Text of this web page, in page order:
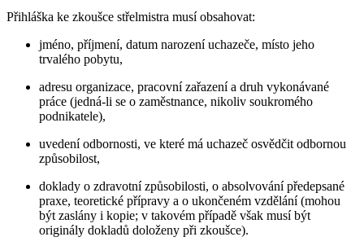
Přihláška ke zkoušce střelmistra musí obsahovat:
jméno, příjmení, datum narození uchazeče, místo jeho
trvalého pobytu,
adresu organizace, pracovní zařazení a druh vykonávané
práce (jedná-li se o zaměstnance, nikoliv soukromého
podnikatele),
uvedení odbornosti, ve které má uchazeč osvědčit odbornou
způsobilost,
doklady o zdravotní způsobilosti, o absolvování předepsané
praxe, teoretické přípravy a o ukončeném vzdělání (mohou
být zaslány i kopie; v takovém případě však musí být
originály dokladů doloženy při zkoušce).